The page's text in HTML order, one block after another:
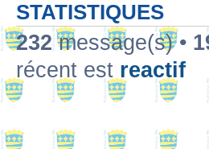
STATISTIQUES
232message(s) •
récent est reactif